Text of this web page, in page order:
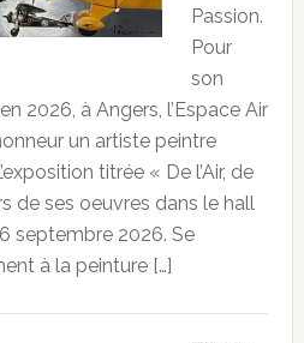
Passion.
Pour
son
2026, à Angers, l’Espace Air
un artiste peintre
titrée « De l’Air, de
de ses oeuvres dans le hall
septembre 2026. Se
à la peinture […]